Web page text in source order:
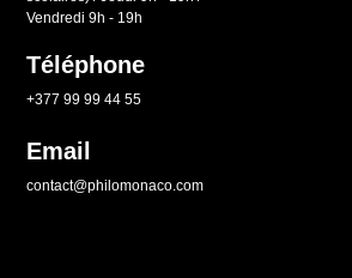
Vendredi 9h - 19h
Téléphone
+377 99 99 44 55
Email
contact@philomonaco.com